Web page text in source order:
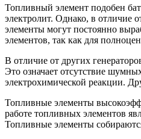
Топливный элемент подобен
электролит. Однако, в отличие
элементы могут постоянно
элементов, так как для
В отличие от других
Это означает отсутствие
электрохимической реакции.
Топливные элементы
работе топливных элементов
Топливные элементы